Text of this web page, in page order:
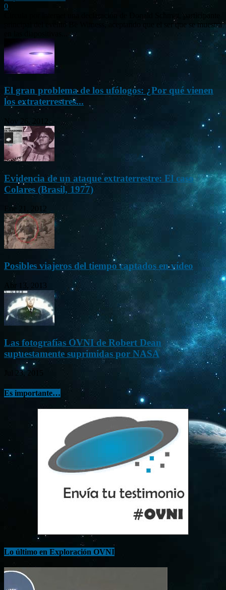
0
Circula por internet una declaración de Donald Schmitt, participante
principal del evento Be Witness, aceptando que el ser que se muestra
El gran problema de los ufólogos: ¿Por qué vienen
los extraterrestres...
Evidencia de un ataque extraterrestre: El caso
Colares (Brasil, 1977)
Ene 21, 2012
Posibles viajeros del tiempo captados en vídeo
Abr 13, 2013
Las fotografías OVNI de Robert Dean
supuestamente suprimidas por NASA
Jul 23, 2015
Es importante…
Lo último en Exploración OVNI